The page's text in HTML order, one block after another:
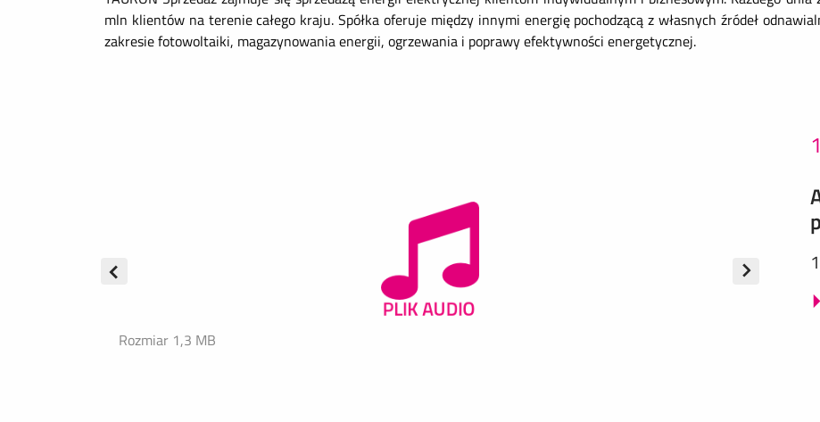
mln klientów na terenie całego kraju. Spółka oferuje między innymi energię pochodzącą z własnych źródeł
zakresie fotowoltaiki, magazynowania energii, ogrzewania i poprawy efektywności energetycznej.
Rozmiar 1,3 MB
1